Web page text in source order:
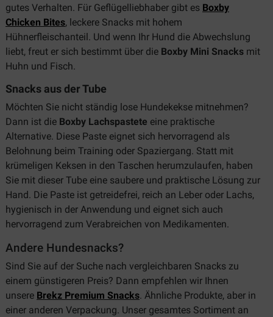
gutes Verhalten. Für Geflügelliebhaber gibt es Boxby
Chicken Bites, leckere Snacks mit hohem
Hühnerfleischanteil. Und wenn Ihr Hund die Abwechslung
liebt, freut er sich bestimmt über die Boxby Mini Snacks mit
Huhn und Fisch.
Snacks aus der Tube
Möchten Sie nicht ständig lose Hundekekse mitnehmen?
Dann ist die Boxby Lachspastete eine praktische
Alternative. Diese Paste eignet sich hervorragend als
Belohnung beim Training oder Spaziergang. Statt mit
krümeligen Keksen in den Taschen herumzulaufen, haben
Sie mit dieser Tube eine saubere und praktische Lösung zur
Hand. Die Paste ist getreidefrei, reich an Leber oder Lachs,
hygienisch in der Anwendung und eignet sich auch
hervorragend zum Verabreichen von Medikamenten.
Andere Hundesnacks?
Sind Sie auf der Suche nach vergleichbaren Snacks zu
einem günstigeren Preis? Dann empfehlen wir Ihnen
unsere Brekz Premium Snacks. Ähnliche Produkte, aber in
einer anderen Verpackung. Unser gesamtes Sortiment an